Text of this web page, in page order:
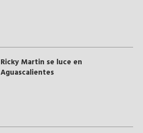
Ricky Martin se luce en
Aguascalientes